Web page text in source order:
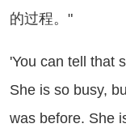
的过程。"
can tell that
She is so busy,
was before. She